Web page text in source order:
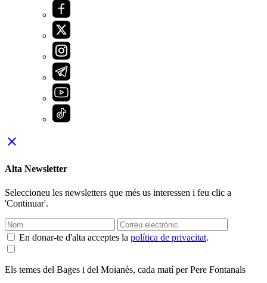
close
Alta Newsletter
Seleccioneu les newsletters que més us interessen i feu clic a
'Continuar'.
En donar-te d'alta acceptes la política de privacitat.
Els temes del Bages i del Moianès, cada matí per Pere Fontanals